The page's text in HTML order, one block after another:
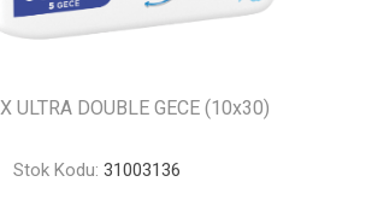
ULTRA DOUBLE GECE (10x30)
Stok Kodu: 31003136